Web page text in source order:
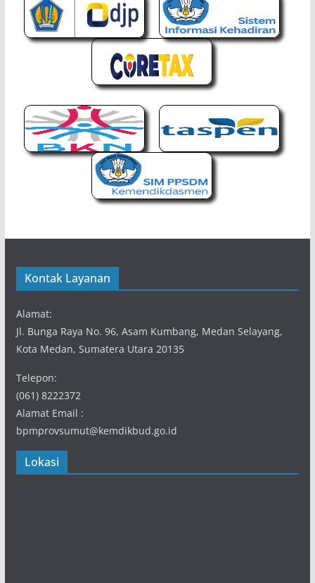
Kontak Layanan
Alamat:
Jl. Bunga Raya No. 96, Asam Kumbang, Medan Selayang,
Kota Medan, Sumatera Utara 20135
Telepon:
(061) 8222372
Alamat Email :
bpmprovsumut@kemdikbud.go.id
Lokasi